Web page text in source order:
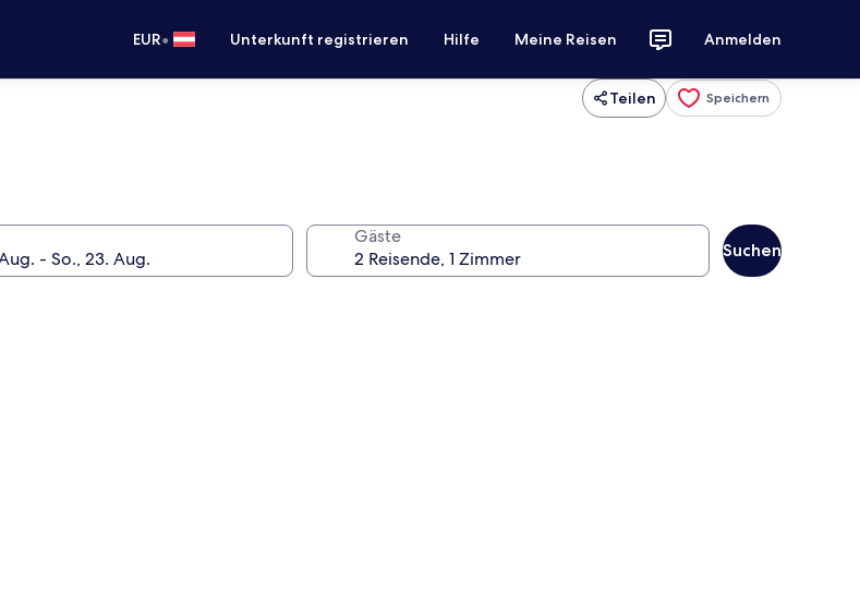
EUR• Unterkunft registrieren Hilfe Meine Reisen Anmelden
Teilen Speichern
Gäste
Suchen